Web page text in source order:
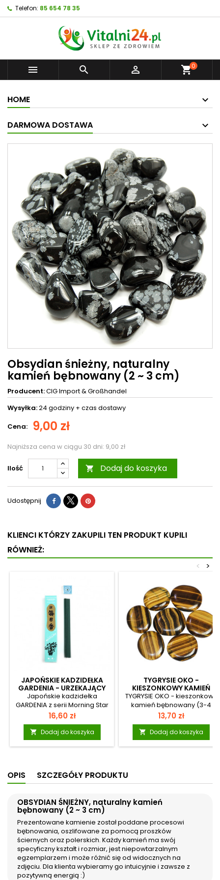
Telefon: 85 654 78 35
   shopping_cart0
HOME
DARMOWA DOSTAWA
Obsydian śnieżny, naturalny
kamień bębnowany (2 ~ 3 cm)
Producent:CIG Import & Großhandel
Wysyłka:24 godziny + czas dostawy
Cena:
9,00 zł
Najniższa cena w ciągu 30 dni: 9,00 zł
Ilość  Dodaj do koszyka
Udostępnij
KLIENCI KTÓRZY ZAKUPILI TEN PRODUKT KUPILI
RÓWNIEŻ:
>
<
JAPOŃSKIE KADZIDEŁKA
GARDENIA - URZEKAJĄCY
ZAPACH GARDENII
Japońskie kadzidełka
GARDENIA z serii Morning Star
Kadzidełka te mają niezwykle
subtelny aromat kwiatu
gardenii, który pomaga
powrócić do stanu
wewnętrznej harmonii oraz
proces regeneracji
organizmu. Morning Star: To
osiemnastu szlachetnych
zapachów najwyższej
jakości. Różnorodne zapachy
mogą znaleźć wiele
zastosowań: w domu, na
wakacjach, w sklepie, w
gabinecie kosmetycznym,
czy do praktyki...
Cena
16,60 zł
 Dodaj do koszyka
TYGRYSIE OKO -
KIESZONKOWY KAMIEŃ
BĘBNOWANY (3-4 CM)
TYGRYSIE OKO - kieszonkowy
kamień bębnowany (3-4
cm)Kamienie kieszonkowe to
starannie
wyselekcjonowane,
naturalne minerały o płaskim,
owalnym kształcie,
idealnie mieściły się w dłoni
lub kieszeni. Dzięki swojej
w użytkowaniu – można je
osobisty kamień, amulet lub
przedmiot relaksacyjny.
Każdy egzemplarz jest
unikalny - różni się kolorem,
rysunkiem i strukturą, co
podkreśla jego naturalne...
Cena
13,70 zł
 Dodaj do koszyka
OPIS SZCZEGÓŁY PRODUKTU
OBSYDIAN ŚNIEŻNY, naturalny kamień
bębnowany (2 ~ 3 cm)
Prezentowane kamienie został poddane procesowi
bębnowania, oszlifowane za pomocą proszków
ściernych oraz polerskich. Każdy kamień ma swój
specyficzny kształt i rozmiar, jest niepowtarzalnym
egzemplarzem i może różnić się od widocznych na
zdjęciu. Dla klienta wybieramy go intuicyjnie i zawsze z
pozytywną energią :)